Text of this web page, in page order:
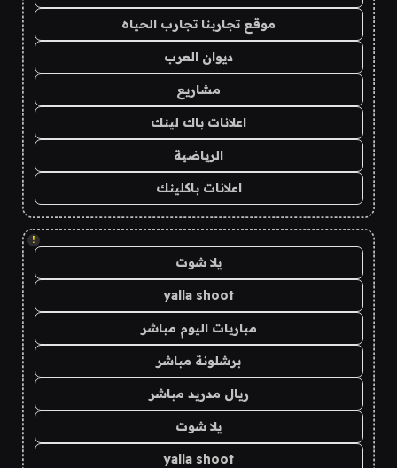
موقع تجاربنا تجارب الحياه
ديوان العرب
مشاريع
اعلانات باك لينك
الرياضية
اعلانات باكلينك
!
يلا شوت
yalla shoot
مباريات اليوم مباشر
برشلونة مباشر
ريال مدريد مباشر
يلا شوت
yalla shoot